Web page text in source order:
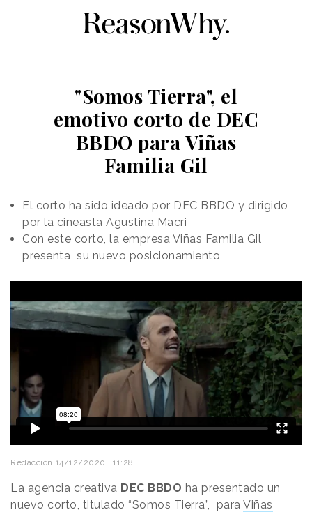
"Somos Tierra", el
emotivo corto de DEC
BBDO para Viñas
Familia Gil
El corto ha sido ideado por DEC BBDO y dirigido
por la cineasta Agustina Macri
Con este corto, la empresa Viñas Familia Gil
presenta su nuevo posicionamiento
Redacción 14/12/2020 · 11:28
La agencia creativa DEC BBDO ha presentado un
nuevo corto, titulado “Somos Tierra”, para Viñas